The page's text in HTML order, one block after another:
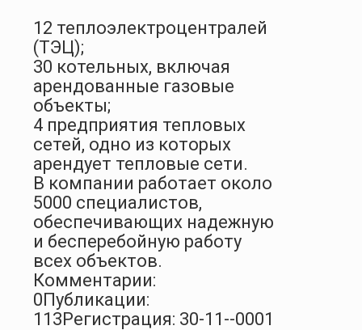
12 теплоэлектроцентралей
(ТЭЦ);
30 котельных, включая
арендованные газовые
объекты;
4 предприятия тепловых
сетей, одно из которых
арендует тепловые сети.
В компании работает около
5000 специалистов,
обеспечивающих надежную
и бесперебойную работу
всех объектов.
Комментарии:
0Публикации:
113Регистрация: 30-11--0001